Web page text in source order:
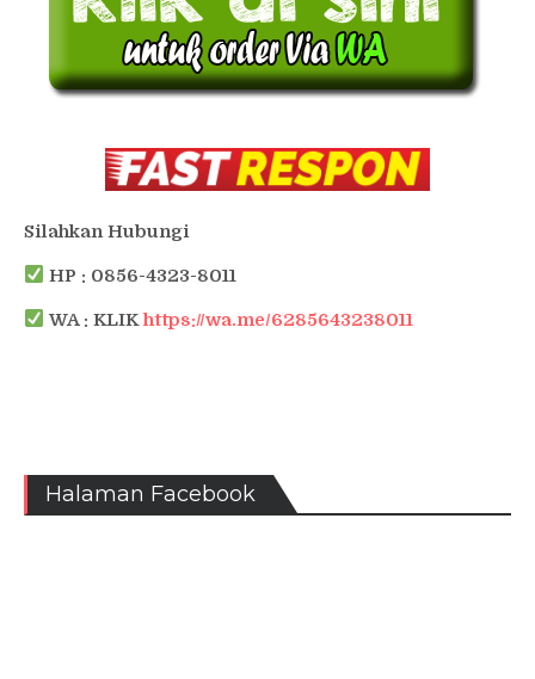
Silahkan Hubungi
HP : 0856-4323-8011
WA : KLIKhttps://wa.me/6285643238011
Halaman Facebook